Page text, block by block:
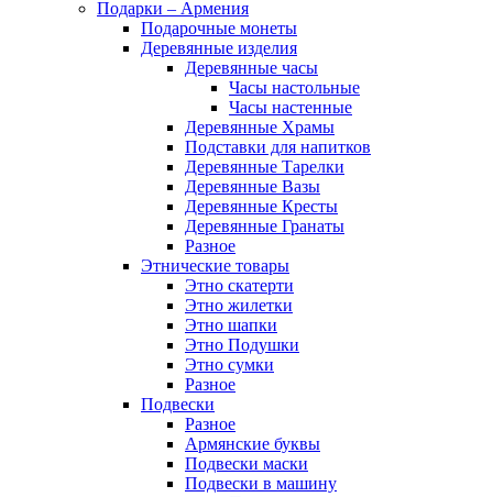
Подарки – Армения
Подарочные монеты
Деревянные изделия
Деревянные часы
Часы настольные
Часы настенные
Деревянные Храмы
Подставки для напитков
Деревянные Тарелки
Деревянные Вазы
Деревянные Кресты
Деревянные Гранаты
Разное
Этнические товары
Этно скатерти
Этно жилетки
Этно шапки
Этно Подушки
Этно сумки
Разное
Подвески
Разное
Армянские буквы
Подвески маски
Подвески в машину